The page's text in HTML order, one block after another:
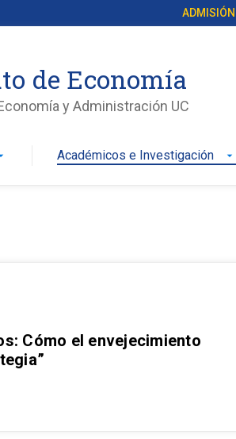
ADMISIÓN
de Economía
y Administración UC
Académicos e Investigación arrow_drop_down
Cómo el envejecimiento